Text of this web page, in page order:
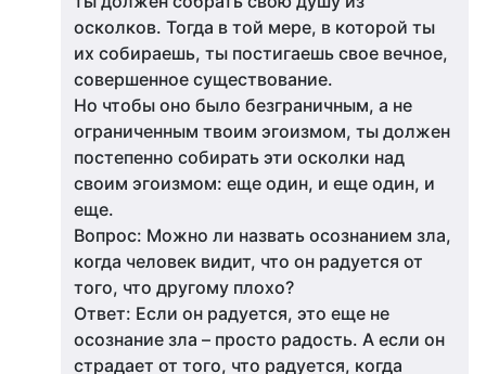
осколков. Тогда в той мере, в которой ты
их собираешь, ты постигаешь свое вечное,
совершенное существование.
Но чтобы оно было безграничным, а не
ограниченным твоим эгоизмом, ты должен
постепенно собирать эти осколки над
своим эгоизмом: еще один, и еще один, и
еще.
Вопрос: Можно ли назвать осознанием зла,
когда человек видит, что он радуется от
того, что другому плохо?
Ответ: Если он радуется, это еще не
осознание зла – просто радость. А если он
страдает от того, что радуется, когда